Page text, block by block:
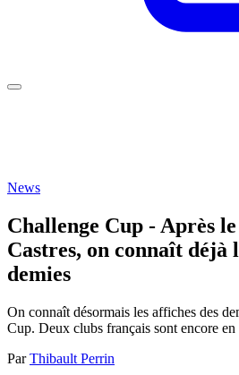
News
Challenge Cup - Après
Castres, on connaît déjà
demies
On connaît désormais les affiches des
Cup. Deux clubs français sont encore
Par Thibault Perrin